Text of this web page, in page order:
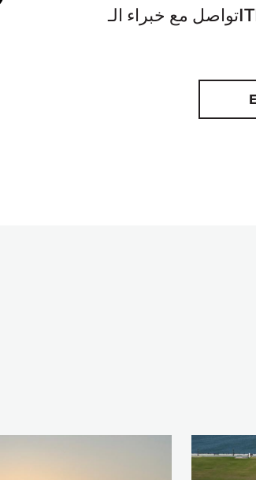
تواصل مع خبراء الـITF للمزيد من